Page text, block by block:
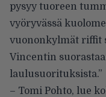
pysyy tuoreen
vyöryvässä
vuononkylmät riffit
Vincentin
laulusuorituksista.”
– Tomi Pohto, lue